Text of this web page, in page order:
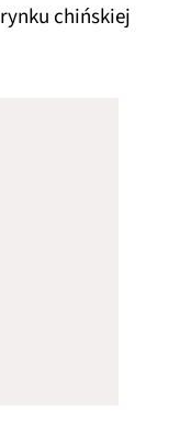
chińskiej